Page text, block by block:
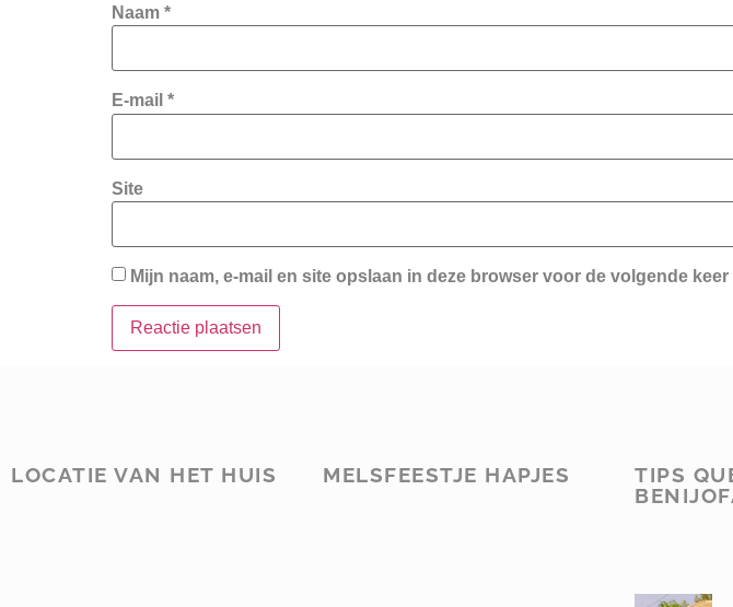
Naam *
E-mail *
Site
Mijn naam, e-mail en site opslaan in deze browser voor de volgende
LOCATIE VAN HET HUIS MELSFEESTJE HAPJES
TIPS